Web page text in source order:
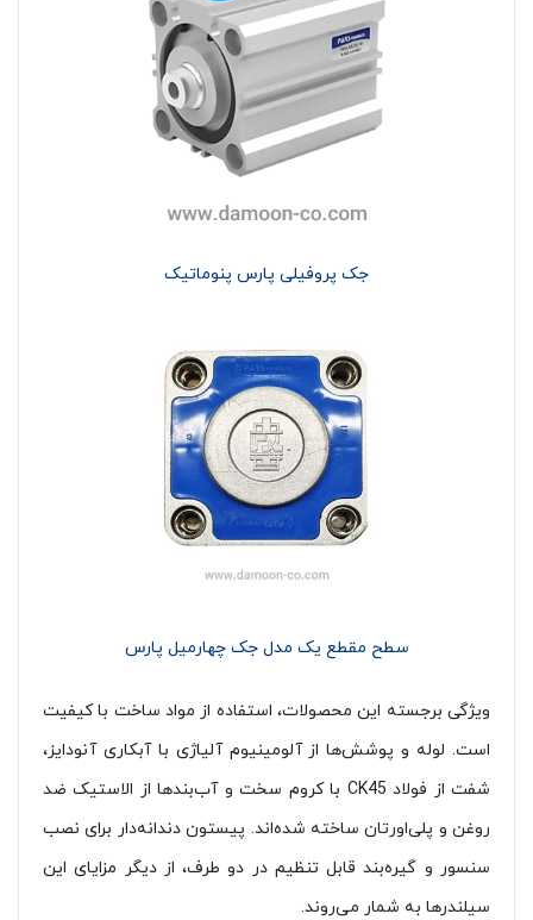
جک پروفیلی پارس پنوماتیک
سطح مقطع یک مدل جک چهارمیل پارس
ویژگی برجسته این محصولات، استفاده از مواد ساخت با کیفیت
است. لوله و پوشش‌ها از آلومینیوم آلیاژی با آبکاری آنودایز،
شفت از فولاد CK45 با کروم سخت و آب‌بندها از الاستیک ضد
روغن و پلی‌اورتان ساخته شده‌اند. پیستون دندانه‌دار برای نصب
سنسور و گیره‌بند قابل تنظیم در دو طرف، از دیگر مزایای این
سیلندرها به شمار می‌روند.